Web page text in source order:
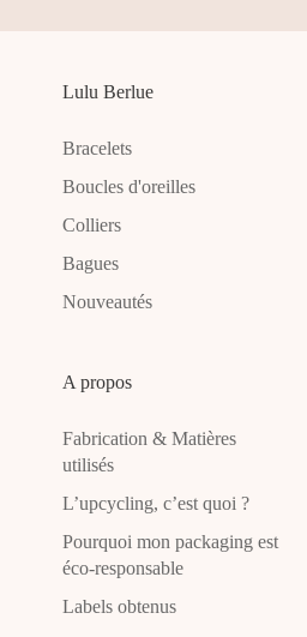
Lulu Berlue
Bracelets
Boucles d'oreilles
Colliers
Bagues
Nouveautés
A propos
Fabrication & Matières
utilisés
L’upcycling, c’est quoi ?
Pourquoi mon packaging est
éco-responsable
Labels obtenus